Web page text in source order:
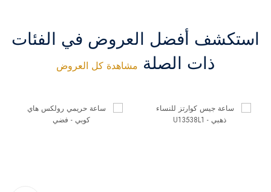
استكشف أفضل العروض في الفئات
ذات الصلة مشاهدة كل العروض